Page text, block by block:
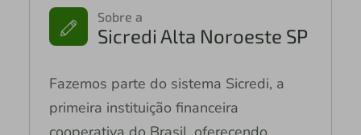
Sobre a
Sicredi Alta Noroeste SP
Fazemos parte do sistema Sicredi, a
primeira instituição financeira